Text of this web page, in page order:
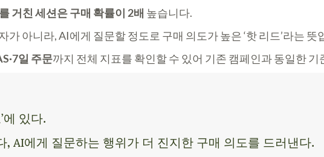
거친 세션은 구매 확률이 2배 높습니다.
가 아니라, AI에게 질문할 정도로 구매 의도가 높은 ‘핫 리드’라는 뜻
일 주문까지 전체 지표를 확인할 수 있어 기존 캠페인과 동일한
에 있다.
AI에게 질문하는 행위가 더 진지한 구매 의도를 드러낸다.